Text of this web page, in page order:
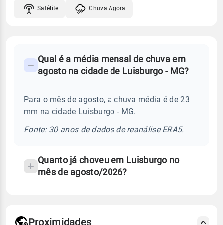
Satélite Chuva Agora
Perguntas
sobre
chuva
Qual é a média mensal de chuva em
agosto na cidade de Luisburgo - MG?
Para o mês de agosto, a chuva média é de 23
mm na cidade Luisburgo - MG.
Fonte: 30 anos de dados de reanálise ERA5.
Quanto já choveu em Luisburgo no
mês de agosto/2026?
Proximidades